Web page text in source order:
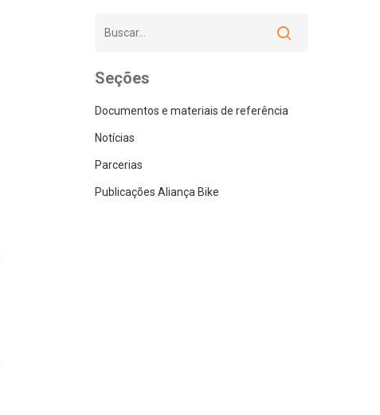
Seções
Documentos e materiais de referência
Notícias
Parcerias
Publicações Aliança Bike